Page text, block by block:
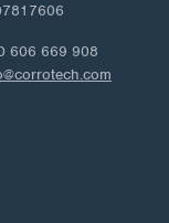
606 669 908